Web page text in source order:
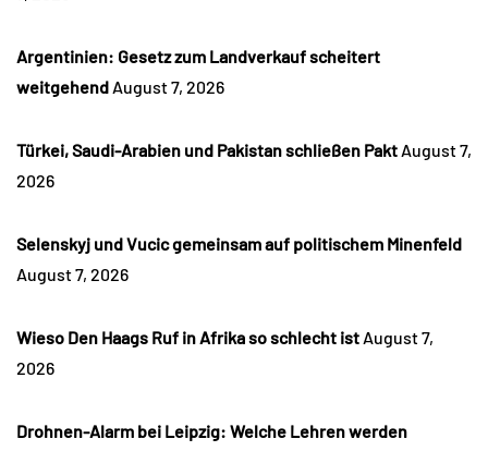
Argentinien: Gesetz zum Landverkauf scheitert
weitgehend August 7, 2026
Türkei, Saudi-Arabien und Pakistan schließen Pakt August 7,
2026
Selenskyj und Vucic gemeinsam auf politischem Minenfeld
August 7, 2026
Wieso Den Haags Ruf in Afrika so schlecht ist August 7,
2026
Drohnen-Alarm bei Leipzig: Welche Lehren werden